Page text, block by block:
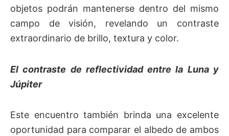
objetos podrán mantenerse dentro del mismo
campo de visión, revelando un contraste
extraordinario de brillo, textura y color.
El contraste de reflectividad entre la Luna y
Júpiter
Este encuentro también brinda una excelente
oportunidad para comparar el albedo de ambos